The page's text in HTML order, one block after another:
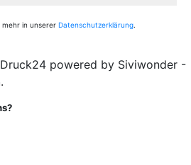
mehr in unserer Datenschutzerklärung.
powered by Siviwonder -